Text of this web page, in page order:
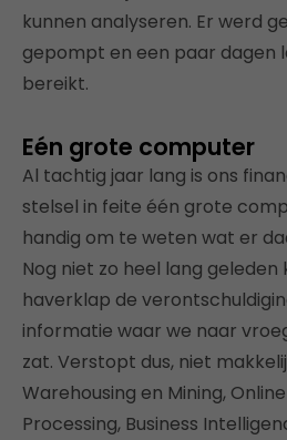
kunnen analyseren. Er werd
gepompt en een paar dagen
bereikt.
Eén grote computer
Al tachtig jaar lang is ons
stelsel in feite één grote
handig om te weten wat er
Nog niet zo heel lang geleden
haverklap de
informatie waar we naar
zat. Verstopt dus, niet
Warehousing en Mining,
Processing, Business